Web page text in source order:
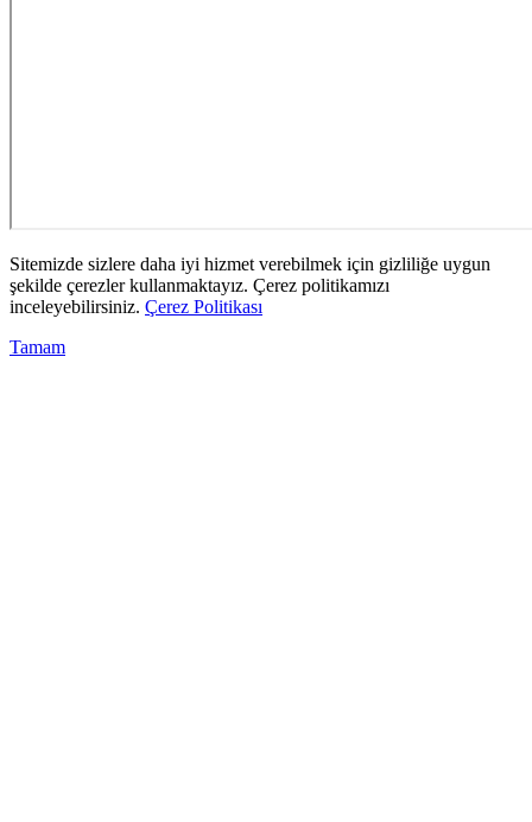
Sitemizde sizlere daha iyi hizmet verebilmek için gizliliğe uygun
şekilde çerezler kullanmaktayız. Çerez politikamızı
inceleyebilirsiniz. Çerez Politikası
Tamam